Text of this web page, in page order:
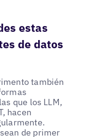
estas
de datos
también
que los LLM,
hacen
de primer